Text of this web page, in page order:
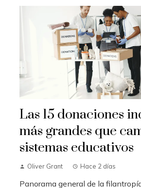
Las 15 donaciones
más grandes que
sistemas educativos
Oliver Grant Hace 2 días
Panorama general de la